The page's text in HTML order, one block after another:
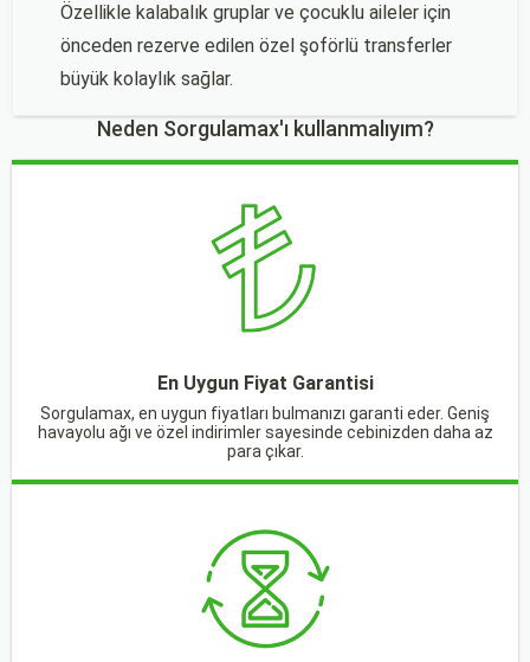
Özellikle kalabalık gruplar ve çocuklu aileler için
önceden rezerve edilen özel şoförlü transferler
büyük kolaylık sağlar.
Neden Sorgulamax'ı kullanmalıyım?
En Uygun Fiyat Garantisi
Sorgulamax, en uygun fiyatları bulmanızı garanti eder. Geniş
havayolu ağı ve özel indirimler sayesinde cebinizden daha az
para çıkar.